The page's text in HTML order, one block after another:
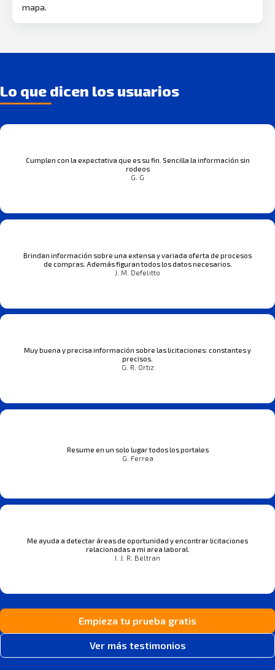
mapa.
Lo que dicen los usuarios
Cumplen con la expectativa que es su fin. Sencilla la información sin
rodeos
G. G
Brindan información sobre una extensa y variada oferta de procesos
de compras. Además figuran todos los datos necesarios.
J. M. Defelitto
Muy buena y precisa información sobre las licitaciones: constantes y
precisos.
G. R. Ortiz
Resume en un solo lugar todos los portales
G. Ferrea
Me ayuda a detectar áreas de oportunidad y encontrar licitaciones
relacionadas a mi area laboral.
I. J. R. Beltran
Empieza tu prueba gratis
Ver más testimonios